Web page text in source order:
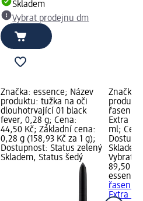
Skladem
Vybrat prodejnu dm
Značka: essence; Název
produktu: tužka na oči
dlouhotrvající 01 black
fever, 0,28 g; Cena:
44,50 Kč; Základní cena:
0,28 g (158,93 Kč za 1 g);
Dostupnost: Status zelený
Skladem, Status šedý
Značka:
řasenka
Extra
ml;
Vybrat
89,50 Kč
essence
řasenka
Extra